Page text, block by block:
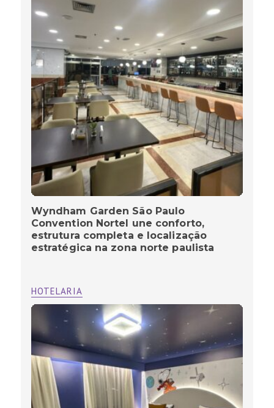
Wyndham Garden São Paulo
Convention Nortel une conforto,
estrutura completa e localização
estratégica na zona norte paulista
HOTELARIA